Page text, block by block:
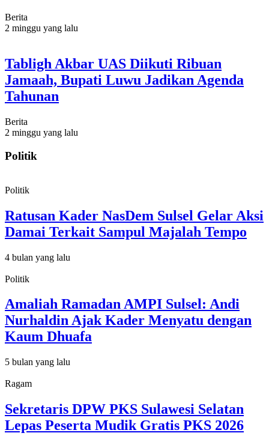
Berita
2 minggu yang lalu
Tabligh Akbar UAS Diikuti Ribuan
Jamaah, Bupati Luwu Jadikan Agenda
Tahunan
Berita
2 minggu yang lalu
Politik
Politik
Ratusan Kader NasDem Sulsel Gelar Aksi
Damai Terkait Sampul Majalah Tempo
4 bulan yang lalu
Politik
Amaliah Ramadan AMPI Sulsel: Andi
Nurhaldin Ajak Kader Menyatu dengan
Kaum Dhuafa
5 bulan yang lalu
Ragam
Sekretaris DPW PKS Sulawesi Selatan
Lepas Peserta Mudik Gratis PKS 2026